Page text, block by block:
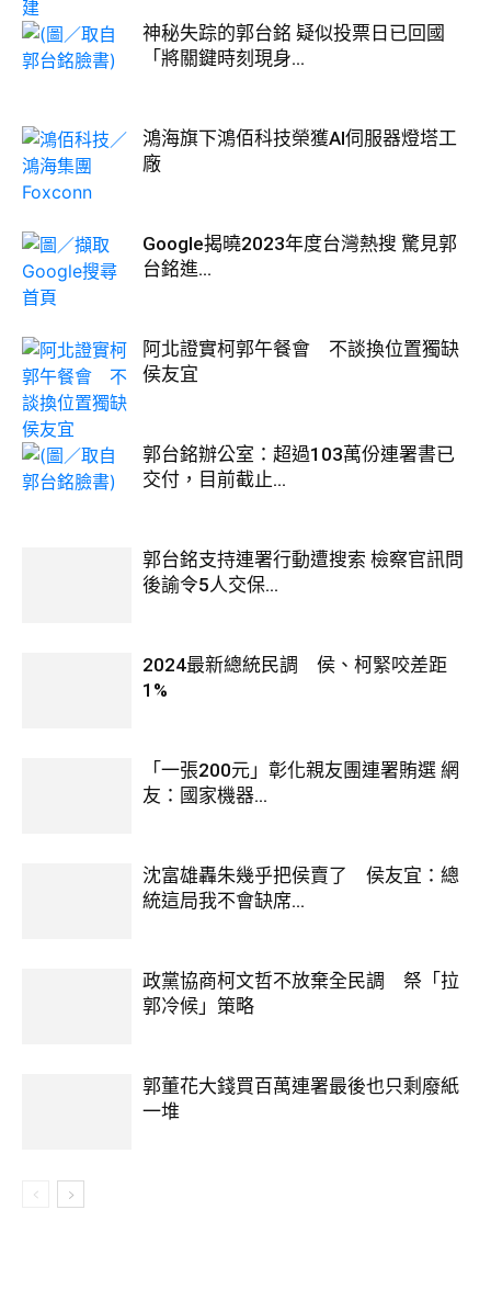
神秘失踪的郭台銘 疑似投票日已回國
「將關鍵時刻現身...
鴻海旗下鴻佰科技榮獲AI伺服器燈塔工
廠
Google揭曉2023年度台灣熱搜 驚見郭
台銘進...
阿北證實柯郭午餐會 不談換位置獨缺
侯友宜
郭台銘辦公室：超過103萬份連署書已
交付，目前截止...
郭台銘支持連署行動遭搜索 檢察官訊問
後諭令5人交保...
2024最新總統民調 侯、柯緊咬差距
1%
「一張200元」彰化親友團連署賄選 網
友：國家機器...
沈富雄轟朱幾乎把侯賣了 侯友宜：總
統這局我不會缺席...
政黨協商柯文哲不放棄全民調 祭「拉
郭冷候」策略
郭董花大錢買百萬連署最後也只剩廢紙
一堆